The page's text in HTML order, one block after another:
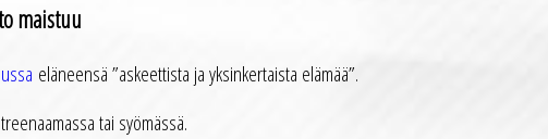
maistuu
eläneensä ”askeettista ja yksinkertaista elämää”.
tai syömässä.